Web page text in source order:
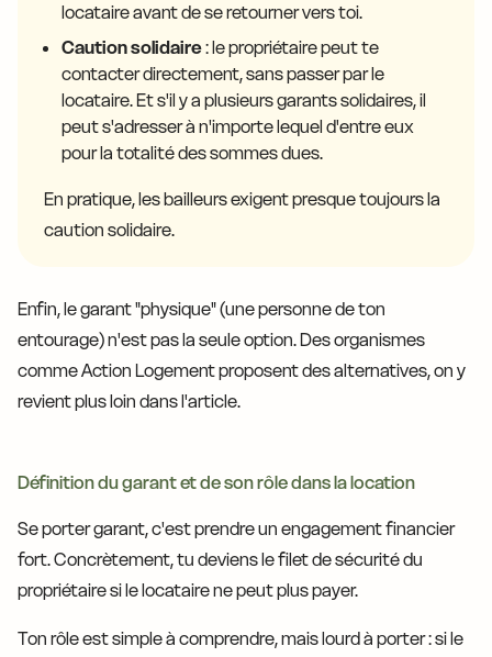
locataire avant de se retourner vers toi.
Caution solidaire: le propriétaire peut te
contacter directement, sans passer par le
locataire. Et s'il y a plusieurs garants solidaires, il
peut s'adresser à n'importe lequel d'entre eux
pour la totalité des sommes dues.
En pratique, les bailleurs exigent presque toujours la
caution solidaire.
Enfin, le garant "physique" (une personne de ton
entourage) n'est pas la seule option. Des organismes
comme Action Logement proposent des alternatives, on y
revient plus loin dans l'article.
Définition du garant et de son rôle dans la location
Se porter garant, c'est prendre un engagement financier
fort. Concrètement, tu deviens le filet de sécurité du
propriétaire si le locataire ne peut plus payer.
Ton rôle est simple à comprendre, mais lourd à porter : si le